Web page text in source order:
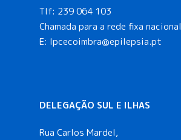
Tlf: 239 064 103
Chamada para a rede fixa nacional
E: lpcecoimbra@epilepsia.pt
DELEGAÇÃO SUL E ILHAS
Rua Carlos Mardel,